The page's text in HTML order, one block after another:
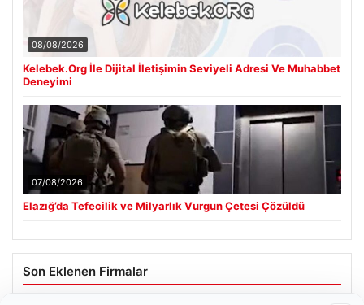
08/08/2026
Kelebek.Org İle Dijital İletişimin Seviyeli Adresi Ve Muhabbet
Deneyimi
07/08/2026
Elazığ’da Tefecilik ve Milyarlık Vurgun Çetesi Çözüldü
Son Eklenen Firmalar